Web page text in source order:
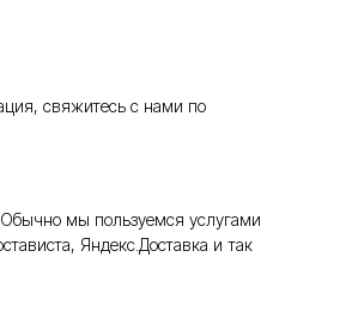
свяжитесь с нами по
мы пользуемся услугами
Яндекс.Доставка и так